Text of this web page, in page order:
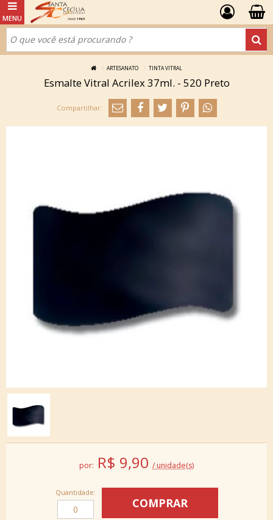
ARTESANATO TINTA VITRAL
Esmalte Vitral Acrilex 37ml. - 520 Preto
por: R$ 9,90 / unidade(s)
Quantidade: